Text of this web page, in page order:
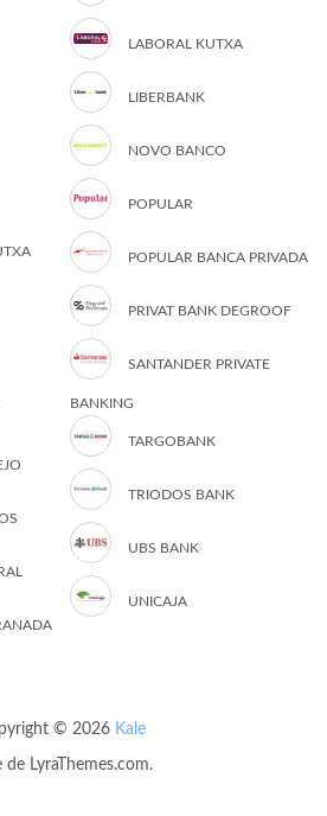
LABORAL KUTXA
LIBERBANK
NOVO BANCO
POPULAR
POPULAR BANCA PRIVADA
PRIVAT BANK DEGROOF
SANTANDER PRIVATE
BANKING
TARGOBANK
TRIODOS BANK
UBS BANK
UNICAJA
© 2026 Kale
de LyraThemes.com.